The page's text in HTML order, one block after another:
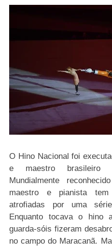
O Hino Nacional foi
e maestro brasileiro
Mundialmente
maestro e pianista
atrofiadas por uma
Enquanto tocava o hino
guarda-sóis fizeram
no campo do Maracanã.